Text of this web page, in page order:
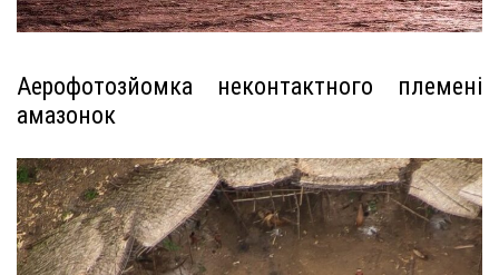
Аерофотозйомка неконтактного племені
амазонок